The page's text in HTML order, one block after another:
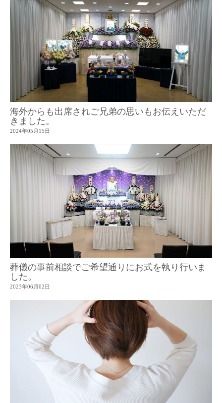
海外からも出席されご兄弟の思いもお伝えいただ
きました。
2024年05月15日
葬儀の事前相談でご希望通りにお式を執り行いま
した。
2023年06月02日